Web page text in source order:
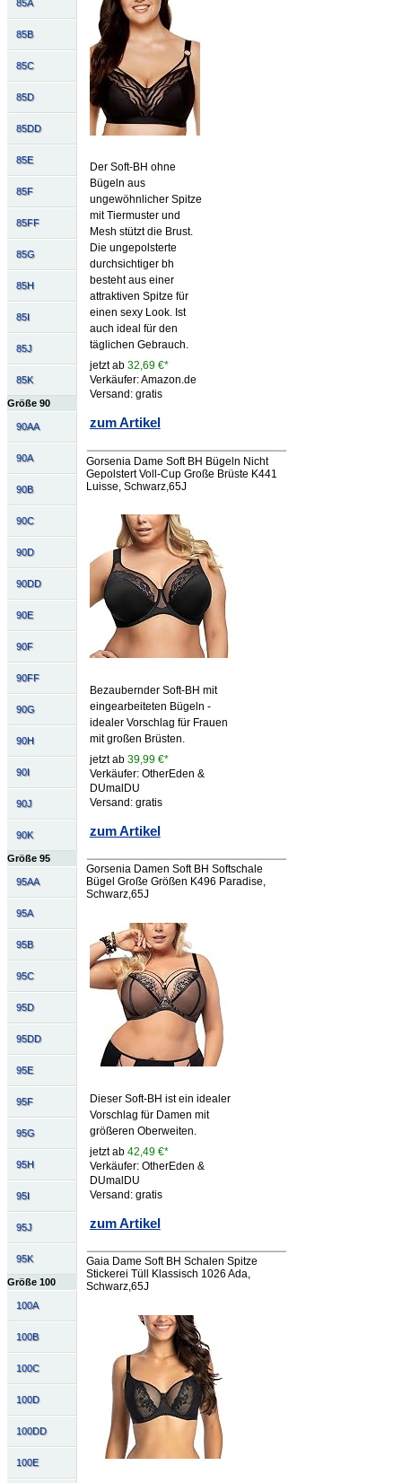
85A
85B
85C
85D
85DD
85E
85F
85FF
85G
85H
85I
85J
85K
Größe 90
90AA
90A
90B
90C
90D
90DD
90E
90F
90FF
90G
90H
90I
90J
90K
Größe 95
95AA
95A
95B
95C
95D
95DD
95E
95F
95G
95H
95I
95J
95K
Größe 100
100A
100B
100C
100D
100DD
100E
Der Soft-BH ohne
Bügeln aus
ungewöhnlicher Spitze
mit Tiermuster und
Mesh stützt die Brust.
Die ungepolsterte
durchsichtiger bh
besteht aus einer
attraktiven Spitze für
einen sexy Look. Ist
auch ideal für den
täglichen Gebrauch.
jetzt ab 32,69 €*
Verkäufer: Amazon.de
Versand: gratis
zum Artikel
Gorsenia Dame Soft BH Bügeln Nicht
Gepolstert Voll-Cup Große Brüste K441
Luisse, Schwarz,65J
Bezaubernder Soft-BH mit
eingearbeiteten Bügeln -
idealer Vorschlag für Frauen
mit großen Brüsten.
jetzt ab 39,99 €*
Verkäufer: OtherEden &
DUmalDU
Versand: gratis
zum Artikel
Gorsenia Damen Soft BH Softschale
Bügel Große Größen K496 Paradise,
Schwarz,65J
Dieser Soft-BH ist ein idealer
Vorschlag für Damen mit
größeren Oberweiten.
jetzt ab 42,49 €*
Verkäufer: OtherEden &
DUmalDU
Versand: gratis
zum Artikel
Gaia Dame Soft BH Schalen Spitze
Stickerei Tüll Klassisch 1026 Ada,
Schwarz,65J